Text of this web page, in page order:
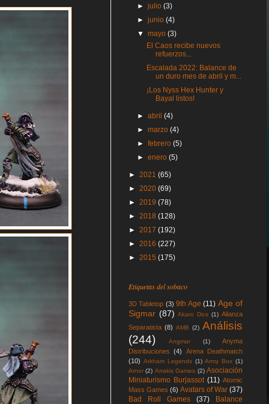
►julio(3)
►junio(4)
▼mayo(3)
El Caos recibe nuevos
refuerzos...
Escalada 2022: Balance de
un duro mes de abril y m...
¡Los Nyss Hex Hunter y
Bayal listos!
►abril(4)
►marzo(4)
►febrero(5)
►enero(5)
► 2021 (65)
► 2020 (69)
► 2019 (78)
► 2018 (128)
► 2017 (192)
► 2016 (227)
► 2015 (175)
Etiquetas del sobaco
3D Tabletop (3) 9th Age (11) Age of
Sigmar (87) Akaro Dice (1) Alianza
Separatista (8) AMB (2) Análisis
(244)
Angmar (1)
Anyma
Distribuciones
(4)
Arena Deathmatch
(10) Arkham Legends (1) Army Box (1)
Arnor (2) Arrakis Games (2) Asociación
Miniaturismo Burjassot (11) Atomic
Mass Games (6) Avatars of War (37)
Bad Roll Games
(37)
Balance